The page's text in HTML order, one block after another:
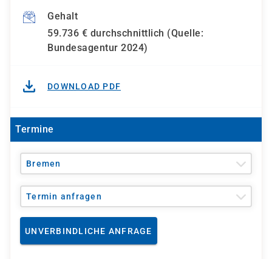
Gehalt
59.736 € durchschnittlich (Quelle:
Bundesagentur 2024)
DOWNLOAD PDF
Termine
Bremen
Termin anfragen
UNVERBINDLICHE ANFRAGE